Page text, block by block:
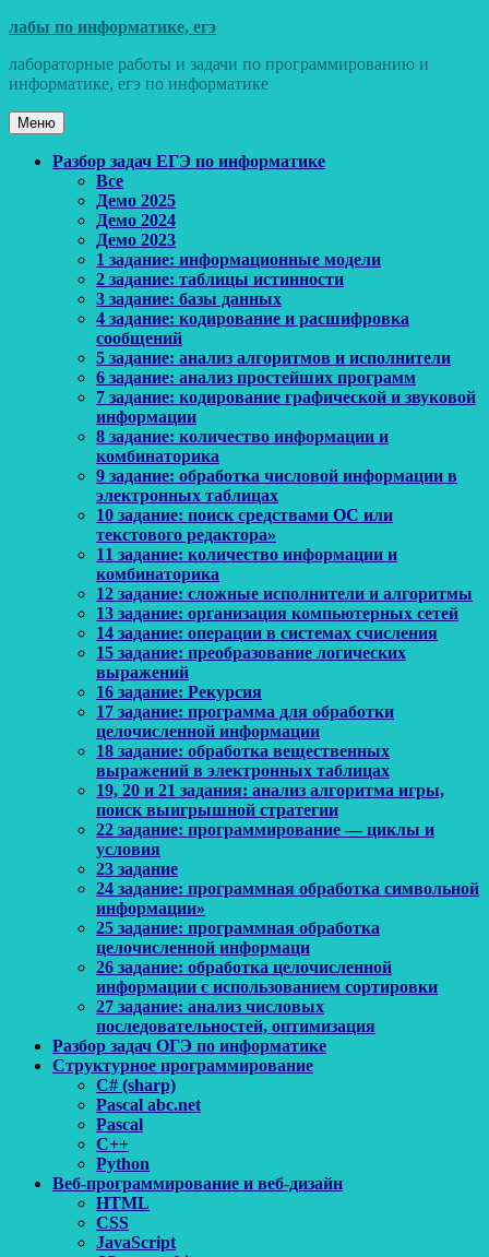
Перейти
содержимому
лабы по информатике, егэ
лабораторные работы и задачи по программированию и
информатике, егэ по информатике
Меню
Основное
Разбор задач ЕГЭ по информатике
Все
Демо 2025
Демо 2024
Демо 2023
1 задание: информационные модели
2 задание: таблицы истинности
3 задание: базы данных
4 задание: кодирование и расшифровка
сообщений
5 задание: анализ алгоритмов и исполнители
6 задание: анализ простейших программ
7 задание: кодирование графической и звуковой
информации
8 задание: количество информации и
комбинаторика
9 задание: обработка числовой информации в
электронных таблицах
10 задание: поиск средствами ОС или
текстового редактора»
11 задание: количество информации и
комбинаторика
12 задание: сложные исполнители и алгоритмы
13 задание: организация компьютерных сетей
14 задание: операции в системах счисления
15 задание: преобразование логических
выражений
16 задание: Рекурсия
17 задание: программа для обработки
целочисленной информации
18 задание: обработка вещественных
выражений в электронных таблицах
19, 20 и 21 задания: анализ алгоритма игры,
поиск выигрышной стратегии
22 задание: программирование — циклы и
условия
23 задание
24 задание: программная обработка символьной
информации»
25 задание: программная обработка
целочисленной информаци
26 задание: обработка целочисленной
информации с использованием сортировки
27 задание: анализ числовых
последовательностей, оптимизация
Разбор задач ОГЭ по информатике
Структурное программирование
C# (sharp)
Pascal abc.net
Pascal
С++
Python
Веб-программирование и веб-дизайн
HTML
CSS
JavaScript